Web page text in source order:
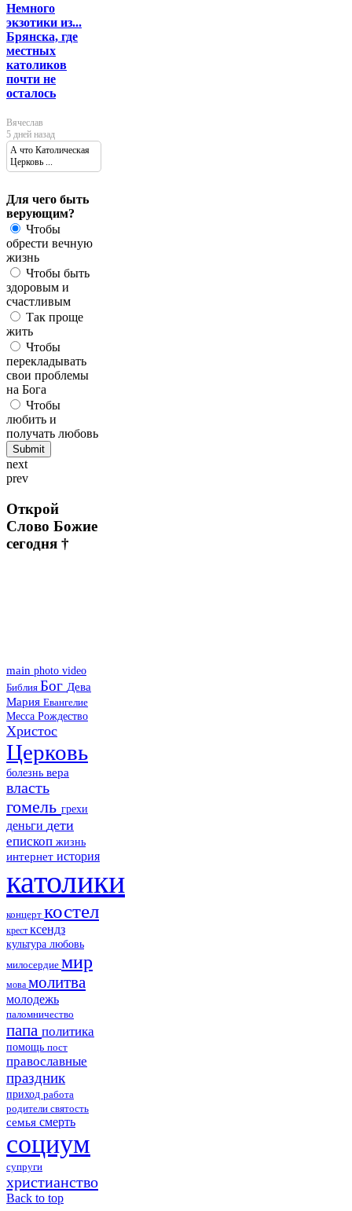
Немного
экзотики из...
Брянска, где
местных
католиков
почти не
осталось
Вячеслав
5 дней назад
А что Католическая
Церковь ...
Для чего быть
верующим?
Чтобы
обрести вечную
жизнь
Чтобы быть
здоровым и
счастливым
Так проще
жить
Чтобы
перекладывать
свои проблемы
на Бога
Чтобы
любить и
получать любовь
next
prev
Открой
Слово Божие
сегодня †
main photo video
Библия Бог Дева
Мария Евангелие
Месса Рождество
Христос
Церковь
болезнь вера
власть
гомель грехи
деньги дети
епископ жизнь
интернет история
католики
концерт костел
крест ксендз
культура любовь
милосердие мир
мова молитва
молодежь
паломничество
папа политика
помощь пост
православные
праздник
приход работа
родители святость
семья смерть
социум
супруги
христианство
Back to top